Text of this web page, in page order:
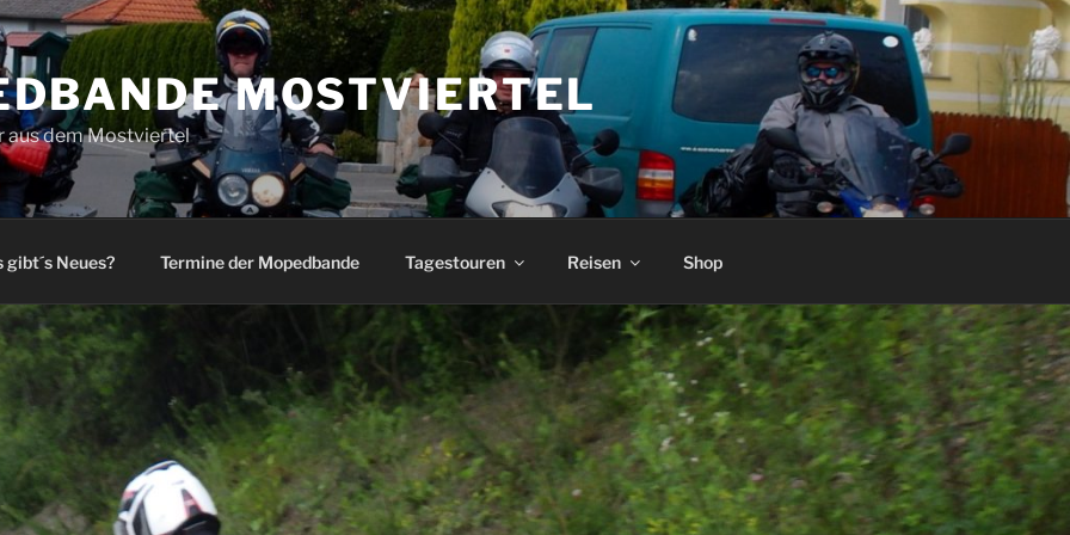
MOSTVIERTEL
dem Mostviertel
gibt´s Neues? Termine der Mopedbande Tagestouren Reisen Shop